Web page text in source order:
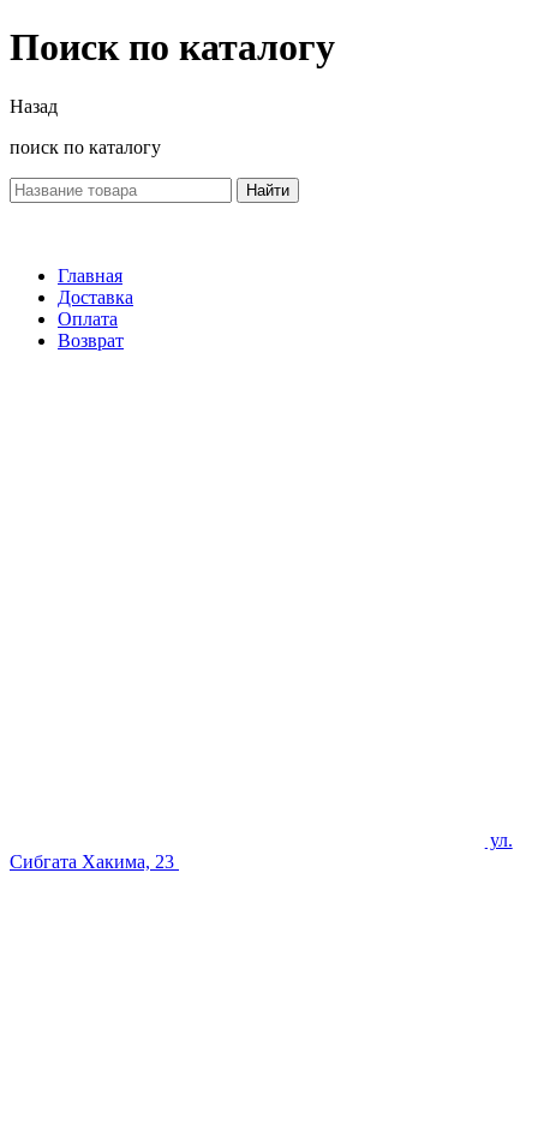
Поиск по каталогу
Назад
поиск по каталогу
Найти
Главная
Доставка
Оплата
Возврат
ул.
Сибгата Хакима, 23